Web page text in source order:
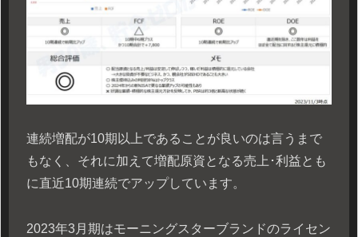
連続増配が10期以上であることが良いのは言うまで
もなく、それに加えて増配原資となる売上･利益とも
に直近10期連続でアップしています。
2023年3月期はモーニングスターブランドのライセン